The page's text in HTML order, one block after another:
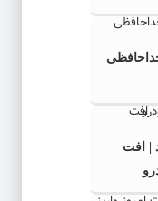
خداحافظی
| افت